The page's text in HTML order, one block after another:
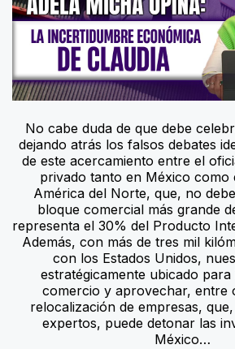
No cabe duda de que debe
dejando atrás los falsos debates
de este acercamiento entre el
privado tanto en México como
América del Norte, que, no
bloque comercial más grande
representa el 30% del Producto
Además, con más de tres mil
con los Estados Unidos,
estratégicamente ubicado
comercio y aprovechar, entre
relocalización de empresas,
expertos, puede detonar las
México…